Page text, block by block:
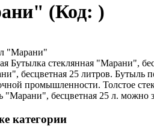
(Код: )
Бутылка стеклянная "Марани",
бесцветная 25 литров. Бутыль
промышленности. Толстое
бесцветная 25 л. можно
категории